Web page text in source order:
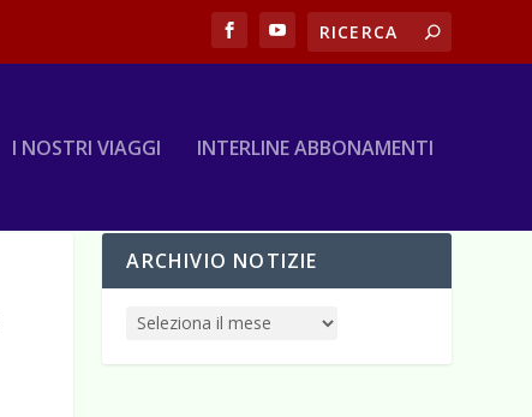
I NOSTRI VIAGGI INTERLINE ABBONAMENTI
ARCHIVIO NOTIZIE